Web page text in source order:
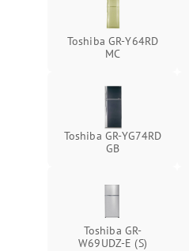
Toshiba GR-Y64RD
MC
Toshiba GR-YG74RD
GB
Toshiba GR-
W69UDZ-E (S)